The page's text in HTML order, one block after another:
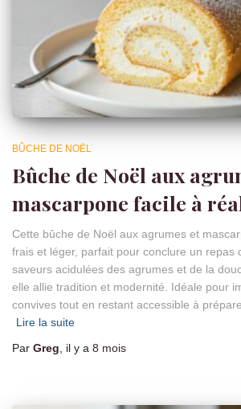
BÛCHE DE NOËL
Bûche de Noël aux
mascarpone facile à
Cette bûche de Noël aux agrumes et
frais et léger, parfait pour conclure un repas
saveurs acidulées des agrumes et de la
elle allie tradition et modernité. Idéale pour
convives tout en restant accessible à
Lire la suite
Par Greg , il y a 8 mois